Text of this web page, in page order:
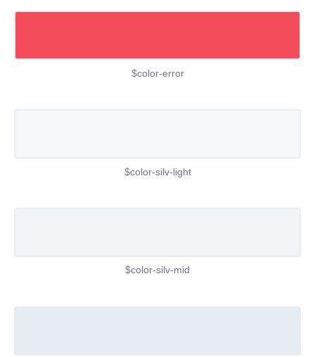
$color-error
$color-silv-light
$color-silv-mid